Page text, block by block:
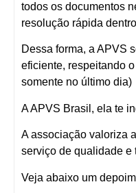
todos os documentos
resolução rápida
Dessa forma, a APVS
eficiente, respeitando
somente no último dia)
A APVS Brasil, ela te
A associação valoriza
serviço de qualidade e
Veja abaixo um